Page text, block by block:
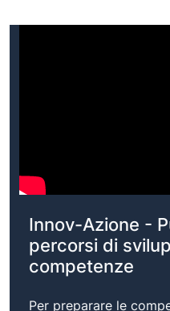
Innov-Azione -
percorsi di
competenze
Per preparare le